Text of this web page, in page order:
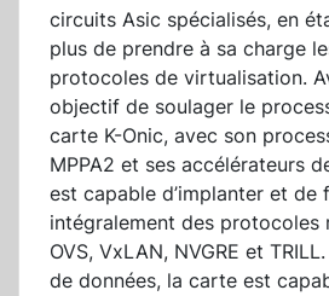
circuits Asic spécialisés, en
plus de prendre à sa charge
protocoles de virtualisation.
objectif de soulager le
carte K-Onic, avec son
MPPA2 et ses accélérateurs
est capable d’implanter et de
intégralement des protocoles
OVS, VxLAN, NVGRE et
de données, la carte est